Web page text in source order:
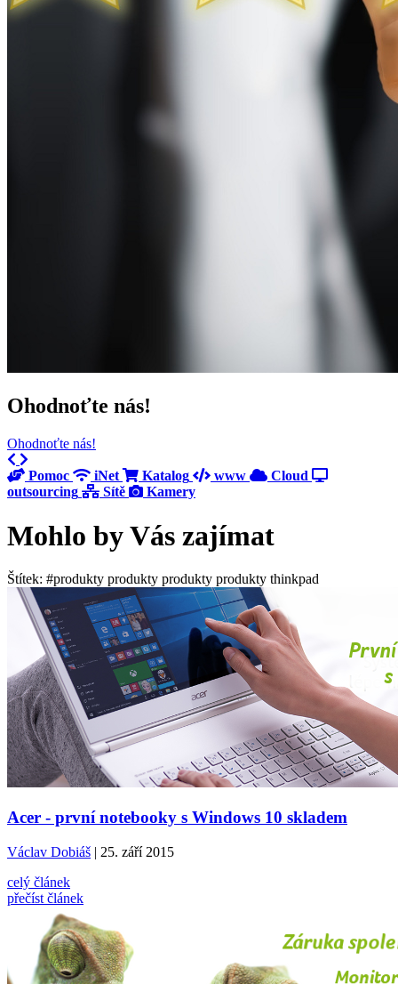
Ohodnoťte nás!
Ohodnoťte nás!
Previous
Next
Pomoc
iNet Katalog www
Cloud
outsourcing
Sítě Kamery
Mohlo by Vás zajímat
Štítek: #produkty produkty produkty produkty thinkpad
Acer - první notebooky s Windows 10 skladem
Václav Dobiáš| 25. září 2015
celý článek
přečíst článek